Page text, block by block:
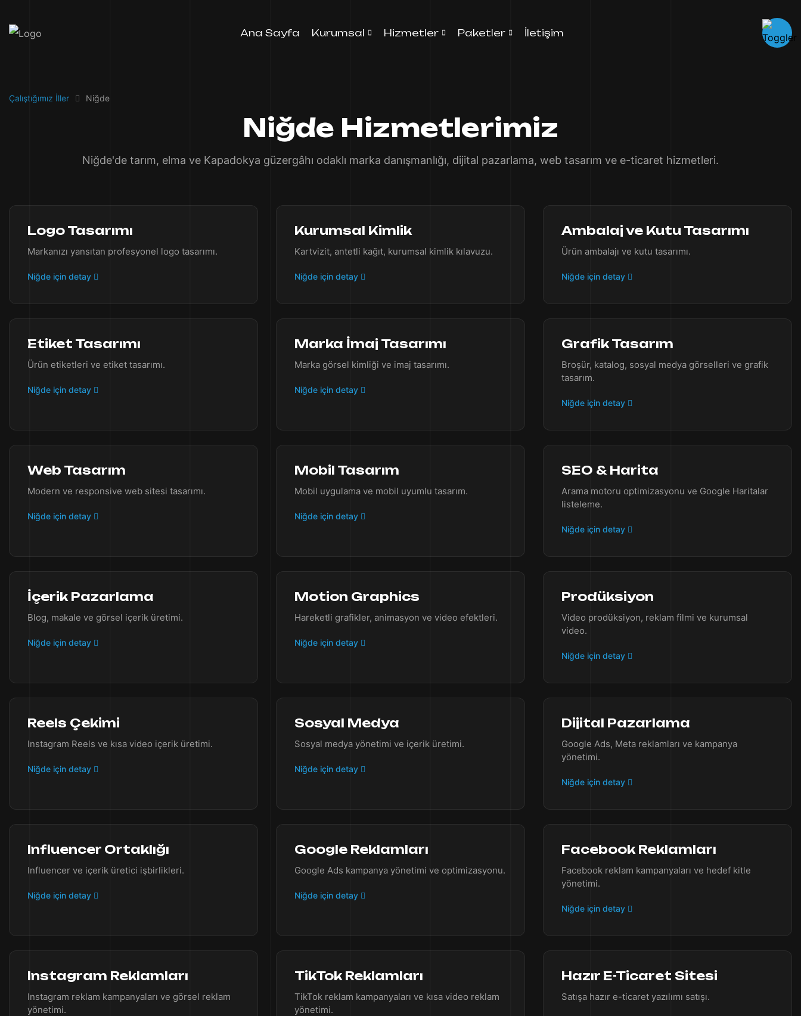
Ana Sayfa Kurumsal Hizmetler Paketler İletişim
Çalıştığımız İller Niğde
Niğde Hizmetlerimiz
Niğde'de tarım, elma ve Kapadokya güzergâhı odaklı marka danışmanlığı, dijital pazarlama, web tasarım ve e-ticaret hizmetleri.
Logo Tasarımı
Markanızı yansıtan profesyonel logo tasarımı.
Niğde için detay
Kurumsal Kimlik
Kartvizit, antetli kağıt, kurumsal kimlik kılavuzu.
Niğde için detay
Ambalaj ve Kutu Tasarımı
Ürün ambalajı ve kutu tasarımı.
Niğde için detay
Etiket Tasarımı
Ürün etiketleri ve etiket tasarımı.
Niğde için detay
Marka İmaj Tasarımı
Marka görsel kimliği ve imaj tasarımı.
Niğde için detay
Grafik Tasarım
Broşür, katalog, sosyal medya görselleri ve grafik
tasarım.
Niğde için detay
Web Tasarım
Modern ve responsive web sitesi tasarımı.
Niğde için detay
Mobil Tasarım
Mobil uygulama ve mobil uyumlu tasarım.
Niğde için detay
SEO & Harita
Arama motoru optimizasyonu ve Google Haritalar
listeleme.
Niğde için detay
İçerik Pazarlama
Blog, makale ve görsel içerik üretimi.
Niğde için detay
Motion Graphics
Hareketli grafikler, animasyon ve video efektleri.
Niğde için detay
Prodüksiyon
Video prodüksiyon, reklam filmi ve kurumsal
video.
Niğde için detay
Reels Çekimi
Instagram Reels ve kısa video içerik üretimi.
Niğde için detay
Sosyal Medya
Sosyal medya yönetimi ve içerik üretimi.
Niğde için detay
Dijital Pazarlama
Google Ads, Meta reklamları ve kampanya
yönetimi.
Niğde için detay
Influencer Ortaklığı
Influencer ve içerik üretici işbirlikleri.
Niğde için detay
Google Reklamları
Google Ads kampanya yönetimi ve optimizasyonu.
Niğde için detay
Facebook Reklamları
Facebook reklam kampanyaları ve hedef kitle
yönetimi.
Niğde için detay
Instagram Reklamları
Instagram reklam kampanyaları ve görsel reklam
yönetimi.
TikTok Reklamları
TikTok reklam kampanyaları ve kısa video reklam
yönetimi.
Hazır E-Ticaret Sitesi
Satışa hazır e-ticaret yazılımı satışı.